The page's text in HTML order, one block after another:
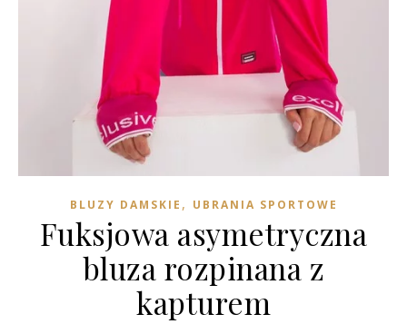
BLUZY DAMSKIE , UBRANIA SPORTOWE
Fuksjowa asymetryczna
bluza rozpinana z
kapturem